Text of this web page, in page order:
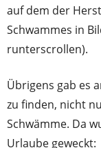
auf dem der
Schwammes in
runterscrollen).
Übrigens gab es
zu finden, nicht
Schwämme. Da
Urlaube geweckt: